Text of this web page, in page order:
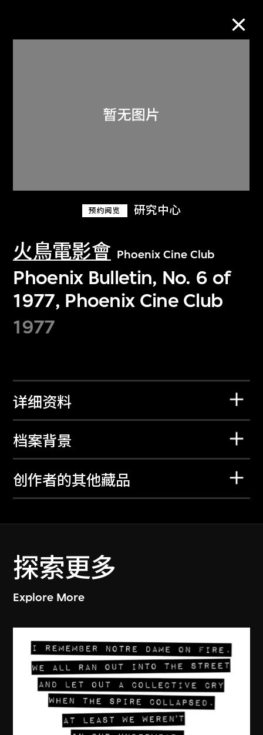
预约阅览 研究中心
火鳥電影會 Phoenix Cine Club
Phoenix Bulletin, No. 6 of
1977, Phoenix Cine Club
1977
详细资料
档案背景
创作者的其他藏品
探索更多
Explore More
关于M+藏品
探索世界顶级的二十及二十一世纪视觉
文化藏品。